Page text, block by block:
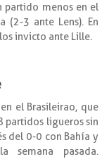
partido menos en el
(2-3 ante Lens). En
invicto ante Lille.
el Brasileirao, que
partidos ligueros sin
del 0-0 con Bahía y
semana pasada.